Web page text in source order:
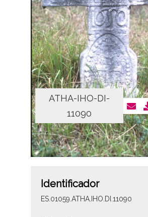
ATHA-IHO-DI-
11090
Identificador
ES.01059.ATHA.IHO.DI.11090